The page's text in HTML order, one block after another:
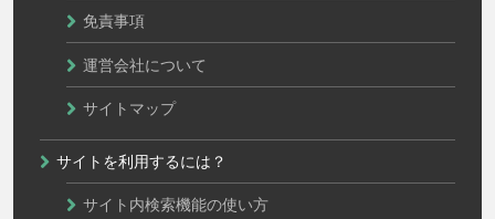
免責事項
運営会社について
サイトマップ
サイトを利用するには？
サイト内検索機能の使い方